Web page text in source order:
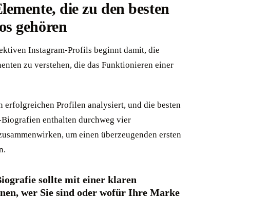
die zu den besten
gehören
Instagram-Profils beginnt damit, die
zu verstehen, die das Funktionieren einer
erfolgreichen Profilen analysiert, und die besten
enthalten durchweg vier
um einen überzeugenden ersten
sollte mit einer klaren
wer Sie sind oder wofür Ihre Marke